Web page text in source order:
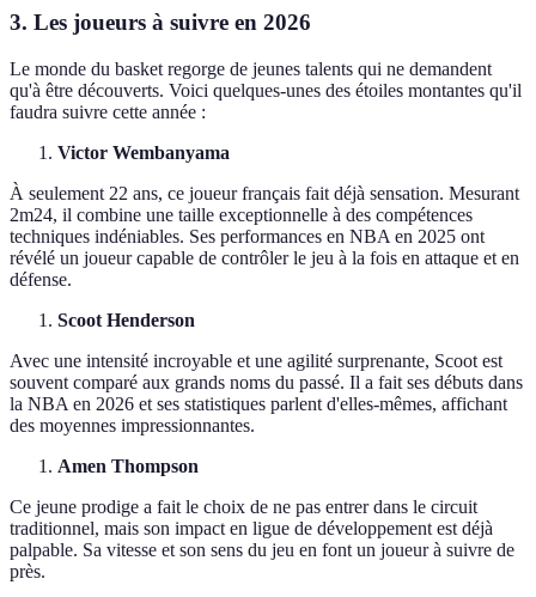
3. Les joueurs à suivre en 2026
Le monde du basket regorge de jeunes talents qui ne demandent
qu'à être découverts. Voici quelques-unes des étoiles montantes qu'il
faudra suivre cette année :
Victor Wembanyama
À seulement 22 ans, ce joueur français fait déjà sensation. Mesurant
2m24, il combine une taille exceptionnelle à des compétences
techniques indéniables. Ses performances en NBA en 2025 ont
révélé un joueur capable de contrôler le jeu à la fois en attaque et en
défense.
Scoot Henderson
Avec une intensité incroyable et une agilité surprenante, Scoot est
souvent comparé aux grands noms du passé. Il a fait ses débuts dans
la NBA en 2026 et ses statistiques parlent d'elles-mêmes, affichant
des moyennes impressionnantes.
Amen Thompson
Ce jeune prodige a fait le choix de ne pas entrer dans le circuit
traditionnel, mais son impact en ligue de développement est déjà
palpable. Sa vitesse et son sens du jeu en font un joueur à suivre de
près.